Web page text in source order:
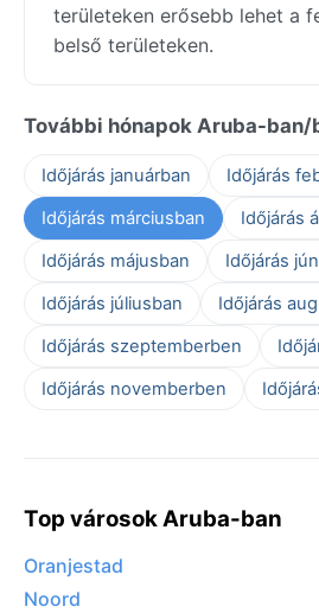
területeken erősebb lehet a
belső területeken.
További hónapok Aruba-ban/
Időjárás januárban
Időjárás
Időjárás márciusban
Időjárás
Időjárás májusban
Időjárás
Időjárás júliusban
Időjárás
Időjárás szeptemberben
Időjárás novemberben
Top városok Aruba-ban
Oranjestad
Noord